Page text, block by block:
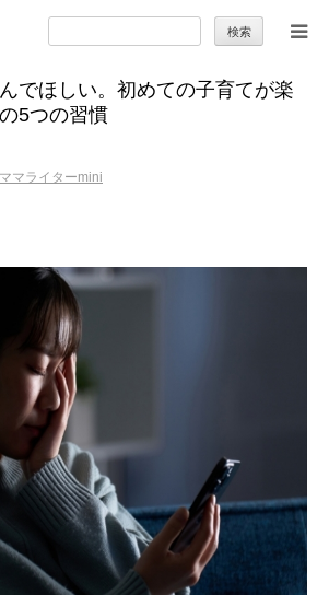
索:
でほしい。初めての子育てが楽
5つの習慣
ママライターmini
ココロ
ア
出かけ